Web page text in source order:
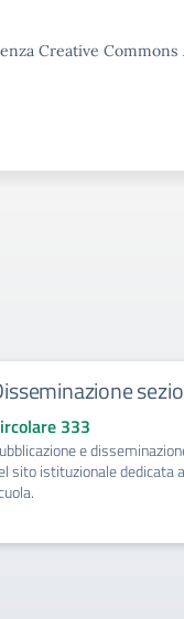
Creative
333
e
sito istituzionale dedicata